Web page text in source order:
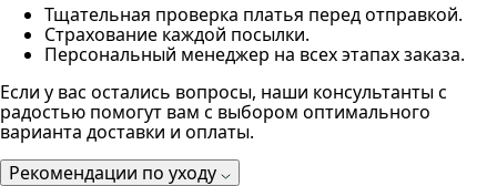
Тщательная проверка платья перед отправкой.
Страхование каждой посылки.
Персональный менеджер на всех этапах заказа.
Если у вас остались вопросы, наши консультанты с
радостью помогут вам с выбором оптимального
варианта доставки и оплаты.
Рекомендации по уходу